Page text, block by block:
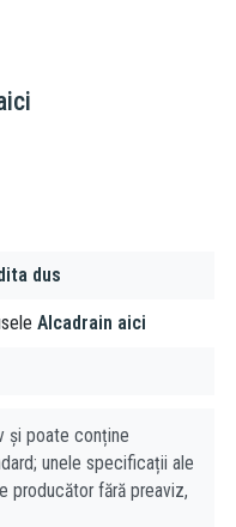
)
dus
Alcadrain aici
și poate conține
unele specificații ale
producător fără preaviz,